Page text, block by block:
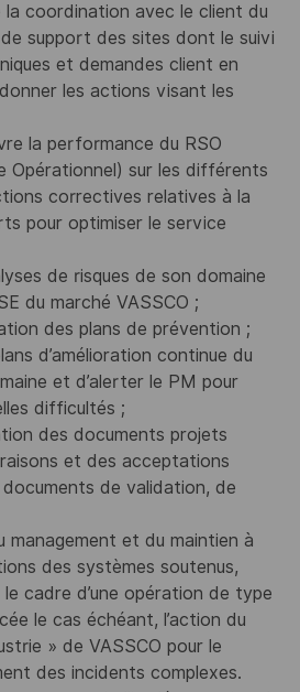
coordination avec le client du
support des sites dont le suivi
et demandes client en
les actions visant les
la performance du RSO
Opérationnel) sur les différents
correctives relatives à la
pour optimiser le service
de risques de son domaine
du marché VASSCO ;
des plans de prévention ;
d’amélioration continue du
et d’alerter le PM pour
difficultés ;
des documents projets
et des acceptations
de validation, de
management et du maintien à
des systèmes soutenus,
cadre d’une opération de type
le cas échéant, l’action du
» de VASSCO pour le
des incidents complexes.